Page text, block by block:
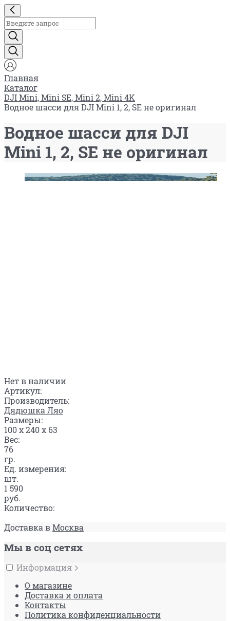
Главная
Каталог
DJI Mini, Mini SE, Mini 2, Mini 4K
Водное шасси для DJI Mini 1, 2, SE не оригинал
Водное шасси для DJI
Mini 1, 2, SE не оригинал
Нет в наличии
Артикул:
Производитель:
Дядюшка Ляо
Размеры:
100 x 240 x 63
Вес:
76
гр.
Ед. измерения:
шт.
1 590
руб.
Количество:
Доставка вМосква
Мы в соц сетях
Информация
О магазине
Доставка и оплата
Контакты
Политика конфиденциальности